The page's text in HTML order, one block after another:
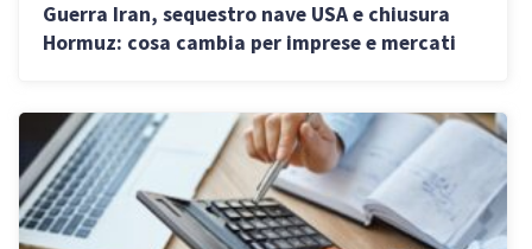
Guerra Iran, sequestro nave USA e chiusura
Hormuz: cosa cambia per imprese e mercati